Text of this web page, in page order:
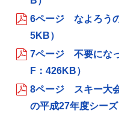
6ページ なよろう
5KB）
7ページ 不要にな
F：426KB）
8ページ スキー大
の平成27年度シー